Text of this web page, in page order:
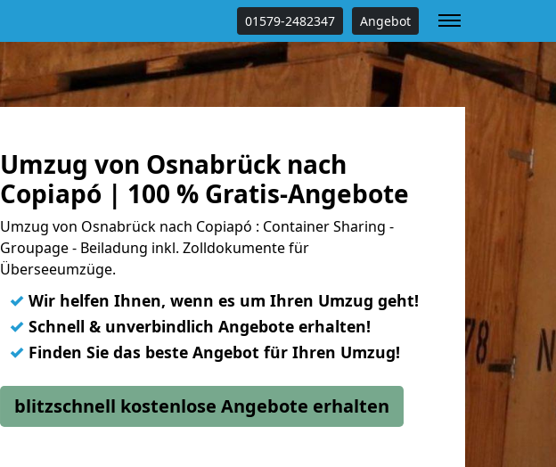
01579-2482347 Angebot
Umzug von Osnabrück nach
Copiapó | 100 % Gratis-Angebote
Umzug von Osnabrück nach Copiapó : Container Sharing -
Groupage - Beiladung inkl. Zolldokumente für
Überseeumzüge.
✓ Wir helfen Ihnen, wenn es um Ihren Umzug geht!
✓ Schnell & unverbindlich Angebote erhalten!
✓ Finden Sie das beste Angebot für Ihren Umzug!
blitzschnell kostenlose Angebote erhalten